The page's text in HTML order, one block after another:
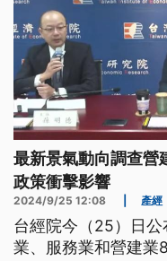
最新景氣動向調查營
政策衝擊影響
2024/9/25 12:08 產經
台經院今（25）日
業、服務業和營建業